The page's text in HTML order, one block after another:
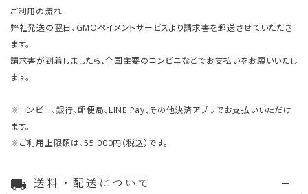
ご利用の流れ
弊社発送の翌日、GMOペイメントサービスより請求書を郵送させていただき
ます。
請求書が到着しましたら、全国主要のコンビニなどでお支払いをお願いいたし
ます。
※コンビニ、銀行、郵便局、LINE Pay、その他決済アプリでお支払いいただけ
ます。
※ご利用上限額は、55,000円（税込）です。
local_shipping 送料・配送について